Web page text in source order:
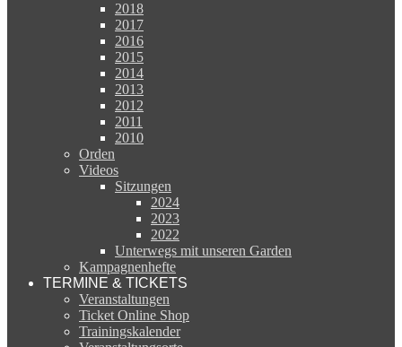
2018
2017
2016
2015
2014
2013
2012
2011
2010
Orden
Videos
Sitzungen
2024
2023
2022
Unterwegs mit unseren Garden
Kampagnenhefte
TERMINE & TICKETS
Veranstaltungen
Ticket Online Shop
Trainingskalender